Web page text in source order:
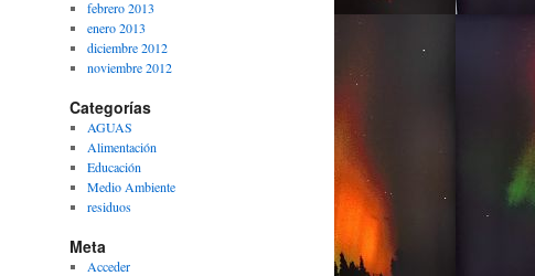
febrero 2013
enero 2013
diciembre 2012
noviembre 2012
Categorías
AGUAS
Alimentación
Educación
Medio Ambiente
residuos
Meta
Acceder